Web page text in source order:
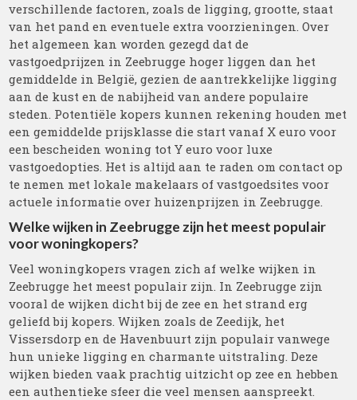
verschillende factoren, zoals de ligging, grootte, staat
van het pand en eventuele extra voorzieningen. Over
het algemeen kan worden gezegd dat de
vastgoedprijzen in Zeebrugge hoger liggen dan het
gemiddelde in België, gezien de aantrekkelijke ligging
aan de kust en de nabijheid van andere populaire
steden. Potentiële kopers kunnen rekening houden met
een gemiddelde prijsklasse die start vanaf X euro voor
een bescheiden woning tot Y euro voor luxe
vastgoedopties. Het is altijd aan te raden om contact op
te nemen met lokale makelaars of vastgoedsites voor
actuele informatie over huizenprijzen in Zeebrugge.
Welke wijken in Zeebrugge zijn het meest populair
voor woningkopers?
Veel woningkopers vragen zich af welke wijken in
Zeebrugge het meest populair zijn. In Zeebrugge zijn
vooral de wijken dicht bij de zee en het strand erg
geliefd bij kopers. Wijken zoals de Zeedijk, het
Vissersdorp en de Havenbuurt zijn populair vanwege
hun unieke ligging en charmante uitstraling. Deze
wijken bieden vaak prachtig uitzicht op zee en hebben
een authentieke sfeer die veel mensen aanspreekt.